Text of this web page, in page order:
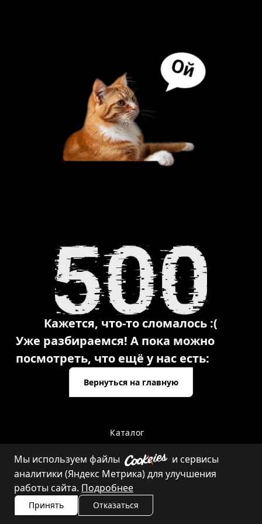
Кажется, что-то сломалось :(
Уже разбираемся! А пока можно
посмотреть, что ещё у нас есть:
Вернуться на главную
Каталог
Контакты
Мы используем файлы
и сервисы
аналитики (Яндекс Метрика) для улучшения
работы сайта. Подробнее
Принять Отказаться